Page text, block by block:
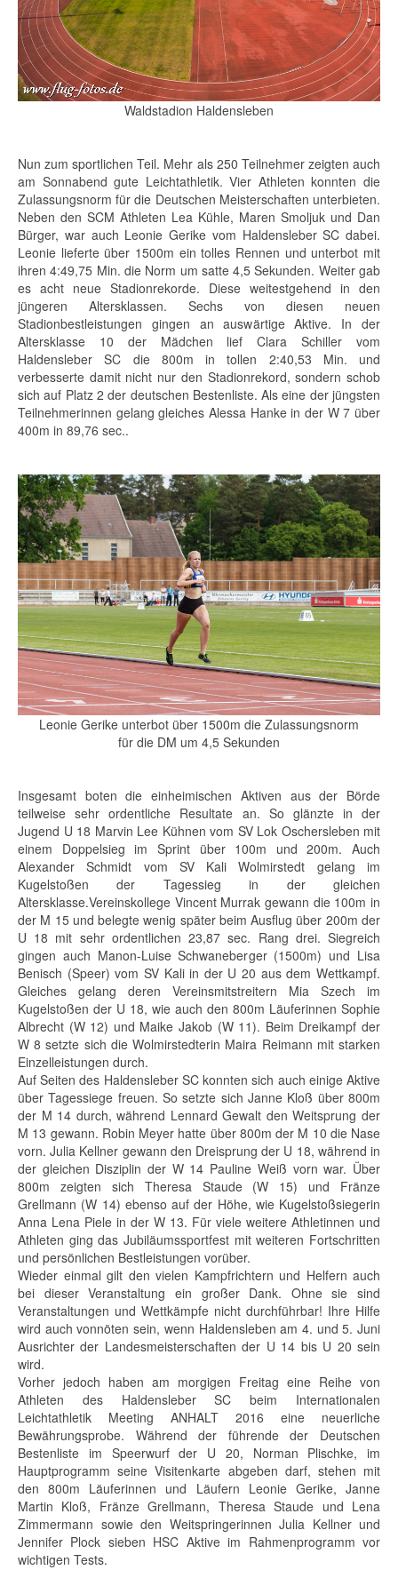
Waldstadion Haldensleben
Nun zum sportlichen Teil. Mehr als 250 Teilnehmer zeigten auch
am Sonnabend gute Leichtathletik. Vier Athleten konnten die
Zulassungsnorm für die Deutschen Meisterschaften unterbieten.
Neben den SCM Athleten Lea Kühle, Maren Smoljuk und Dan
Bürger, war auch Leonie Gerike vom Haldensleber SC dabei.
Leonie lieferte über 1500m ein tolles Rennen und unterbot mit
ihren 4:49,75 Min. die Norm um satte 4,5 Sekunden. Weiter gab
es acht neue Stadionrekorde. Diese weitestgehend in den
jüngeren Altersklassen. Sechs von diesen neuen
Stadionbestleistungen gingen an auswärtige Aktive. In der
Altersklasse 10 der Mädchen lief Clara Schiller vom
Haldensleber SC die 800m in tollen 2:40,53 Min. und
verbesserte damit nicht nur den Stadionrekord, sondern schob
sich auf Platz 2 der deutschen Bestenliste. Als eine der jüngsten
Teilnehmerinnen gelang gleiches Alessa Hanke in der W 7 über
400m in 89,76 sec..
Leonie Gerike unterbot über 1500m die Zulassungsnorm
für die DM um 4,5 Sekunden
Insgesamt boten die einheimischen Aktiven aus der Börde
teilweise sehr ordentliche Resultate an. So glänzte in der
Jugend U 18 Marvin Lee Kühnen vom SV Lok Oschersleben mit
einem Doppelsieg im Sprint über 100m und 200m. Auch
Alexander Schmidt vom SV Kali Wolmirstedt gelang im
Kugelstoßen der Tagessieg in der gleichen
Altersklasse.Vereinskollege Vincent Murrak gewann die 100m in
der M 15 und belegte wenig später beim Ausflug über 200m der
U 18 mit sehr ordentlichen 23,87 sec. Rang drei. Siegreich
gingen auch Manon-Luise Schwaneberger (1500m) und Lisa
Benisch (Speer) vom SV Kali in der U 20 aus dem Wettkampf.
Gleiches gelang deren Vereinsmitstreitern Mia Szech im
Kugelstoßen der U 18, wie auch den 800m Läuferinnen Sophie
Albrecht (W 12) und Maike Jakob (W 11). Beim Dreikampf der
W 8 setzte sich die Wolmirstedterin Maira Reimann mit starken
Einzelleistungen durch.
Auf Seiten des Haldensleber SC konnten sich auch einige Aktive
über Tagessiege freuen. So setzte sich Janne Kloß über 800m
der M 14 durch, während Lennard Gewalt den Weitsprung der
M 13 gewann. Robin Meyer hatte über 800m der M 10 die Nase
vorn. Julia Kellner gewann den Dreisprung der U 18, während in
der gleichen Disziplin der W 14 Pauline Weiß vorn war. Über
800m zeigten sich Theresa Staude (W 15) und Fränze
Grellmann (W 14) ebenso auf der Höhe, wie Kugelstoßsiegerin
Anna Lena Piele in der W 13. Für viele weitere Athletinnen und
Athleten ging das Jubiläumssportfest mit weiteren Fortschritten
und persönlichen Bestleistungen vorüber.
Wieder einmal gilt den vielen Kampfrichtern und Helfern auch
bei dieser Veranstaltung ein großer Dank. Ohne sie sind
Veranstaltungen und Wettkämpfe nicht durchführbar! Ihre Hilfe
wird auch vonnöten sein, wenn Haldensleben am 4. und 5. Juni
Ausrichter der Landesmeisterschaften der U 14 bis U 20 sein
wird.
Vorher jedoch haben am morgigen Freitag eine Reihe von
Athleten des Haldensleber SC beim Internationalen
Leichtathletik Meeting ANHALT 2016 eine neuerliche
Bewährungsprobe. Während der führende der Deutschen
Bestenliste im Speerwurf der U 20, Norman Plischke, im
Hauptprogramm seine Visitenkarte abgeben darf, stehen mit
den 800m Läuferinnen und Läufern Leonie Gerike, Janne
Martin Kloß, Fränze Grellmann, Theresa Staude und Lena
Zimmermann sowie den Weitspringerinnen Julia Kellner und
Jennifer Plock sieben HSC Aktive im Rahmenprogramm vor
wichtigen Tests.